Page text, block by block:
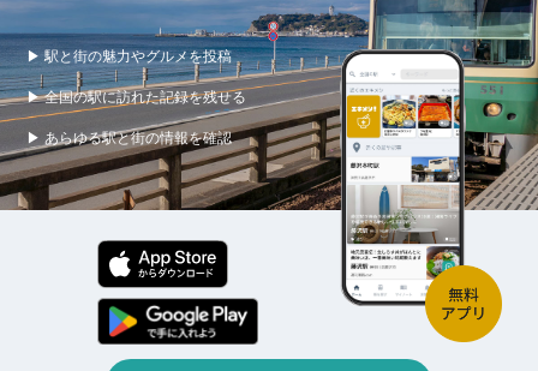
▶ 駅と街の魅力やグルメを投稿
▶ 全国の駅に訪れた記録を残せる
▶ あらゆる駅と街の情報を確認